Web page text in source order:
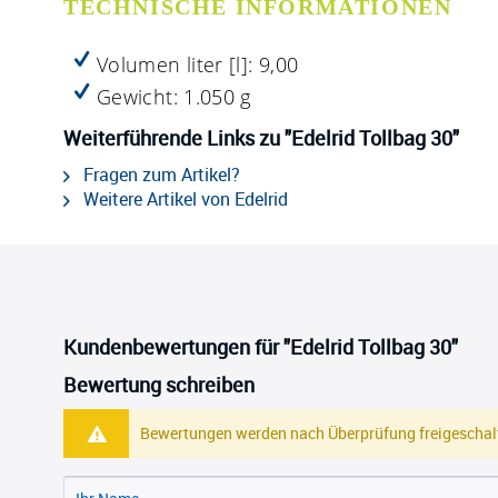
TECHNISCHE INFORMATIONEN
Volumen liter [l]: 9,00
Gewicht: 1.050 g
Weiterführende Links zu "Edelrid Tollbag 30"
Fragen zum Artikel?
Weitere Artikel von Edelrid
Kundenbewertungen für "Edelrid Tollbag 30"
Bewertung schreiben
Bewertungen werden nach Überprüfung